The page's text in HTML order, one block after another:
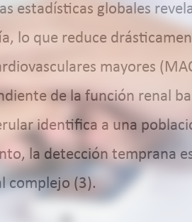
estadísticas globales
lo que reduce
mayores
de la función renal
identifica a una
la detección temprana
complejo (3).